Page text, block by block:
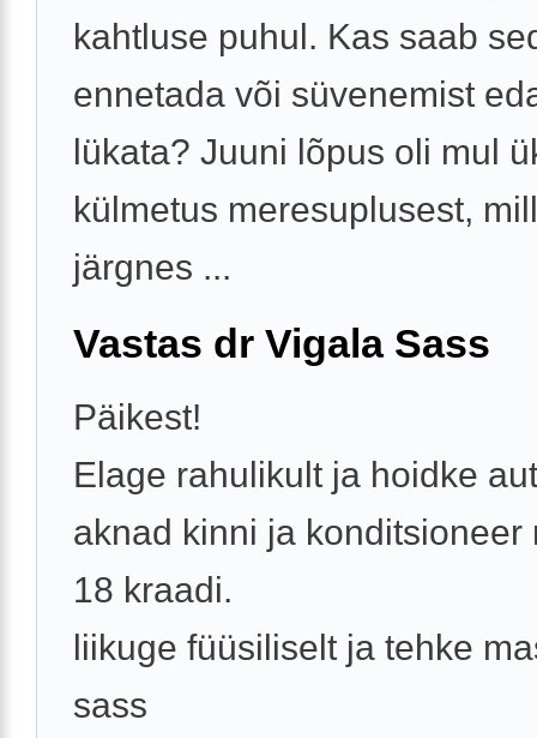
kahtluse puhul. Kas saab
ennetada või süvenemist
lükata? Juuni lõpus oli mul
külmetus meresuplusest,
järgnes ...
Vastas dr Vigala Sass
Päikest!
Elage rahulikult ja hoidke
aknad kinni ja konditsioneer
18 kraadi.
liikuge füüsiliselt ja tehke
sass